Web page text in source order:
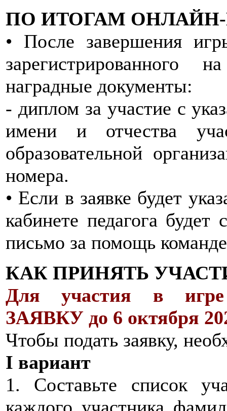
ПО ИТОГАМ
• После завершения
зарегистрированного
наградные документы:
- диплом за участие с
имени и отчества
образовательной
номера.
• Если в заявке будет
кабинете педагога будет
письмо за помощь
КАК ПРИНЯТЬ
Для участия в
ЗАЯВКУ до 6 октября
Чтобы подать заявку,
I вариант
1. Составьте список